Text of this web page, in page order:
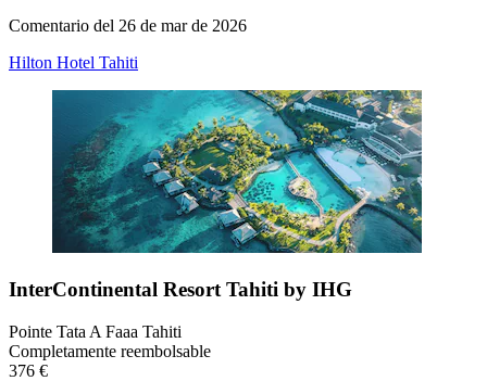
Comentario del 26 de mar de 2026
Hilton Hotel Tahiti
InterContinental Resort Tahiti by IHG
Pointe Tata A Faaa Tahiti
Completamente reembolsable
376 €